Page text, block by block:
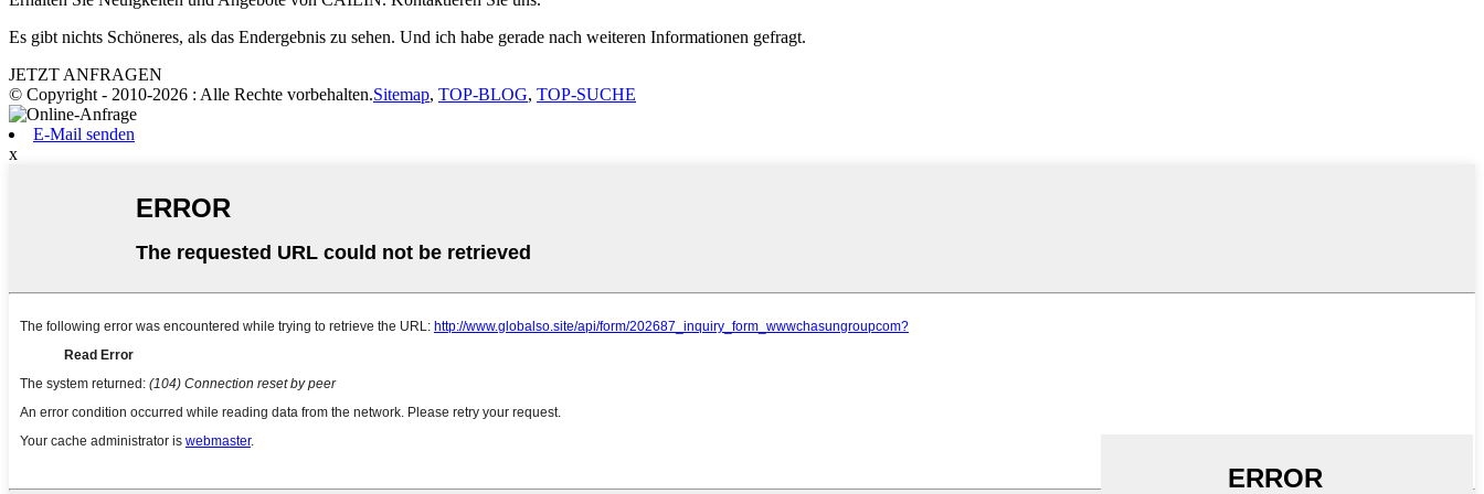
Es gibt nichts Schöneres, als das Endergebnis zu sehen. Und ich habe gerade nach weiteren Informationen gefragt.
JETZT ANFRAGEN
© Copyright - 2010-2026 : Alle Rechte vorbehalten.Sitemap, TOP-BLOG, TOP-SUCHE
E-Mail senden
x